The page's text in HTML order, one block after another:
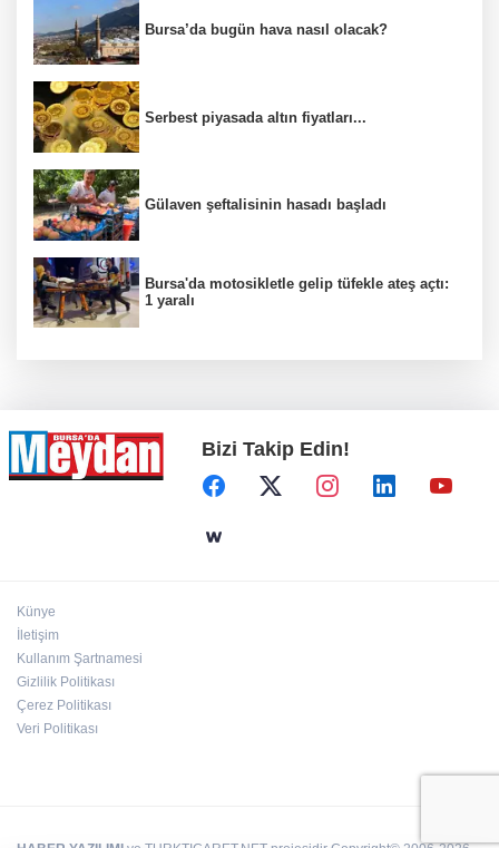
Bursa’da bugün hava nasıl olacak?
Serbest piyasada altın fiyatları...
Gülaven şeftalisinin hasadı başladı
Bursa'da motosikletle gelip tüfekle ateş açtı:
1 yaralı
Bizi Takip Edin!
Künye
İletişim
Kullanım Şartnamesi
Gizlilik Politikası
Çerez Politikası
Veri Politikası